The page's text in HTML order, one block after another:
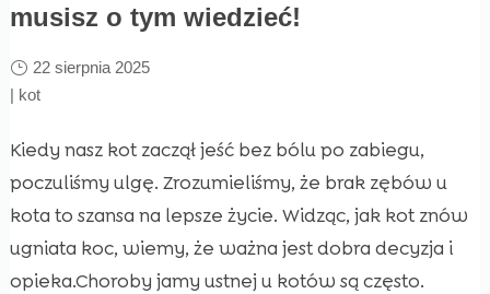
musisz o tym wiedzieć!
22 sierpnia 2025
| kot
Kiedy nasz kot zaczął jeść bez bólu po zabiegu,
poczuliśmy ulgę. Zrozumieliśmy, że brak zębów u
kota to szansa na lepsze życie. Widząc, jak kot znów
ugniata koc, wiemy, że ważna jest dobra decyzja i
opieka.Choroby jamy ustnej u kotów są często.